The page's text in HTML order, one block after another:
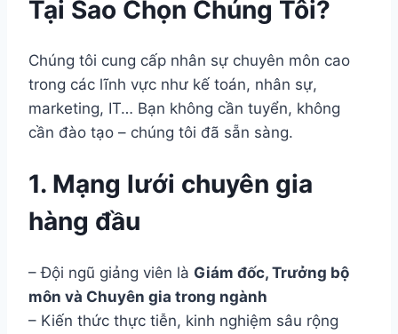
Tại Sao Chọn Chúng Tôi?
Chúng tôi cung cấp nhân sự chuyên môn cao
trong các lĩnh vực như kế toán, nhân sự,
marketing, IT… Bạn không cần tuyển, không
cần đào tạo – chúng tôi đã sẵn sàng.
1. Mạng lưới chuyên gia
hàng đầu
– Đội ngũ giảng viên là Giám đốc, Trưởng bộ
môn và Chuyên gia trong ngành
– Kiến thức thực tiễn, kinh nghiệm sâu rộng